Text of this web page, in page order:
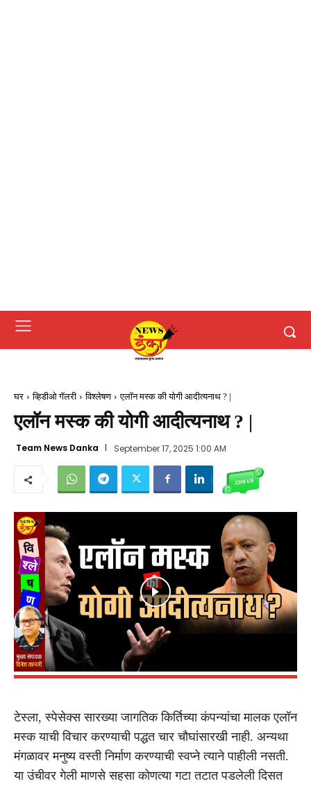
घर व्हिडीओ गॅलरी विश्लेषण एलॉन मस्क की योगी आदीत्यनाथ ? |
एलॉन मस्क की योगी आदीत्यनाथ ? |
Team News Danka September 17, 2025 1:00 AM
टेस्ला, स्पेसेक्स सारख्या जागतिक किर्तिच्या कंपन्यांचा मालक एलॉन
मस्क याची विचार करण्याची पद्धत चार चौघांसारखी नाही. अन्यथा
मंगळावर मनुष्य वस्ती निर्माण करण्याची स्वप्ने त्याने पाहीली नसती.
या उंचीवर गेली माणसे सहसा कोणत्या गटा तटात पडलेली दिसत